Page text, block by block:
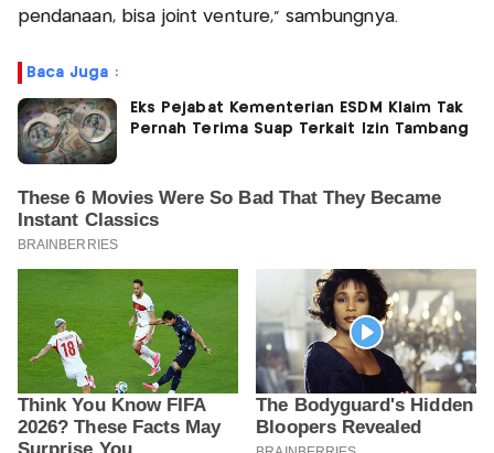
pendanaan, bisa joint venture," sambungnya.
Baca Juga :
Eks Pejabat Kementerian ESDM Klaim Tak
Pernah Terima Suap Terkait Izin Tambang